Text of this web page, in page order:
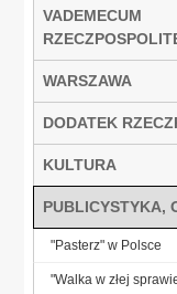
VADEMECUM
WARSZAWA
DODATEK
KULTURA
PUBLICYSTYKA,
"Pasterz" w Polsce
"Walka w złej